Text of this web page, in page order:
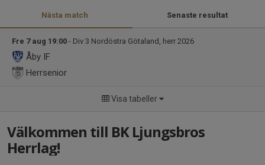
Nästa match Senaste resultat
Fre 7 aug 19:00 - Div 3 Nordöstra Götaland, herr 2026
Åby IF
Herrsenior
Visa tabeller
Välkommen till BK Ljungsbros
Herrlag!